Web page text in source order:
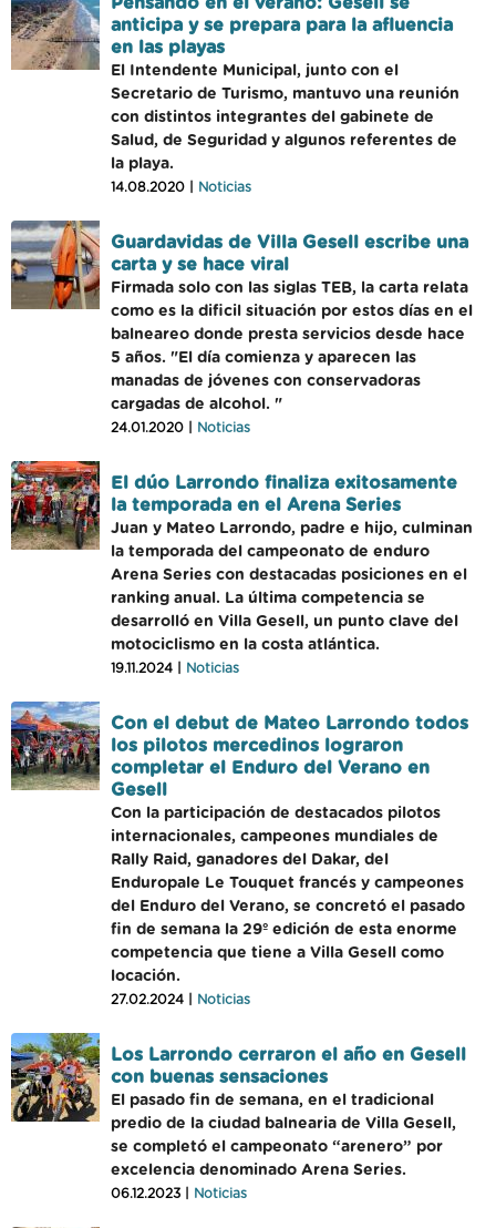
anticipa y se prepara para la afluencia
en las playas
El Intendente Municipal, junto con el
Secretario de Turismo, mantuvo una reunión
con distintos integrantes del gabinete de
Salud, de Seguridad y algunos referentes de
la playa.
14.08.2020 | Noticias
Guardavidas de Villa Gesell escribe una
carta y se hace viral
Firmada solo con las siglas TEB, la carta relata
como es la dificil situación por estos días en el
balneareo donde presta servicios desde hace
5 años. "El día comienza y aparecen las
manadas de jóvenes con conservadoras
cargadas de alcohol. "
24.01.2020 | Noticias
El dúo Larrondo finaliza exitosamente
la temporada en el Arena Series
Juan y Mateo Larrondo, padre e hijo, culminan
la temporada del campeonato de enduro
Arena Series con destacadas posiciones en el
ranking anual. La última competencia se
desarrolló en Villa Gesell, un punto clave del
motociclismo en la costa atlántica.
19.11.2024 | Noticias
Con el debut de Mateo Larrondo todos
los pilotos mercedinos lograron
completar el Enduro del Verano en
Gesell
Con la participación de destacados pilotos
internacionales, campeones mundiales de
Rally Raid, ganadores del Dakar, del
Enduropale Le Touquet francés y campeones
del Enduro del Verano, se concretó el pasado
fin de semana la 29º edición de esta enorme
competencia que tiene a Villa Gesell como
locación.
27.02.2024 | Noticias
Los Larrondo cerraron el año en Gesell
con buenas sensaciones
El pasado fin de semana, en el tradicional
predio de la ciudad balnearia de Villa Gesell,
se completó el campeonato “arenero” por
excelencia denominado Arena Series.
06.12.2023 | Noticias